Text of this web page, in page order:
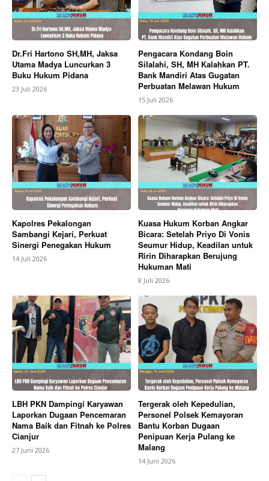
Dr.Fri Hartono SH,MH, Jaksa
Utama Madya Luncurkan 3
Buku Hukum Pidana
23 Juli 2026
Pengacara Kondang Boin
Silalahi, SH, MH Kalahkan PT.
Bank Mandiri Atas Gugatan
Perbuatan Melawan Hukum
15 Juli 2026
Kapolres Pekalongan
Sambangi Kejari, Perkuat
Sinergi Penegakan Hukum
14 Juli 2026
Kuasa Hukum Korban Angkar
Bicara: Setelah Priyo Di Vonis
Seumur Hidup, Keadilan untuk
Ririn Diharapkan Berujung
Hukuman Mati
8 Juli 2026
LBH PKN Dampingi Karyawan
Laporkan Dugaan Pencemaran
Nama Baik dan Fitnah ke Polres
Cianjur
27 Juni 2026
Tergerak oleh Kepedulian,
Personel Polsek Kemayoran
Bantu Korban Dugaan
Penipuan Kerja Pulang ke
Malang
14 Juni 2026